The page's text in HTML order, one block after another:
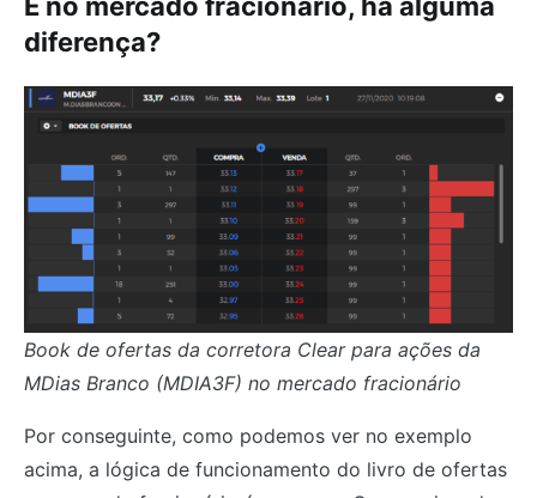
diferença?
Book de ofertas da corretora Clear para ações da
MDias Branco (MDIA3F) no mercado fracionário
Por conseguinte, como podemos ver no exemplo
acima, a lógica de funcionamento do livro de ofertas